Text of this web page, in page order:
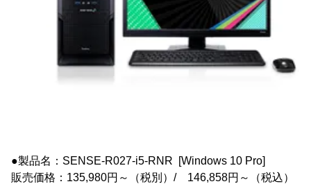
●製品名：SENSE-R027-i5-RNR [Windows 10 Pro]
販売価格：135,980円～（税別）/ 146,858円～（税込）